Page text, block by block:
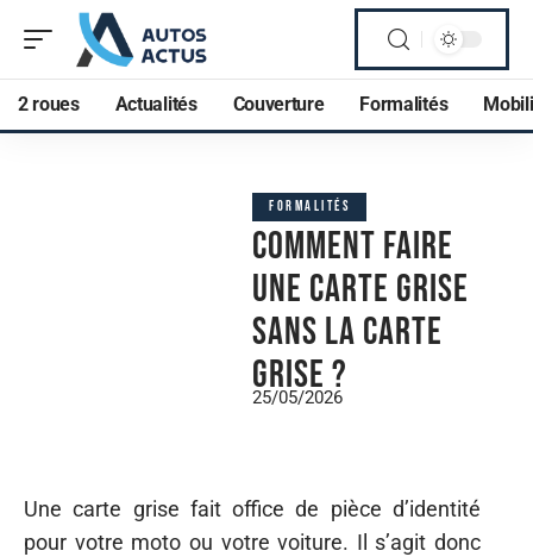
2 roues Actualités Couverture Formalités
FORMALITÉS
Comment faire
une carte grise
sans la carte
grise ?
25/05/2026
Une carte grise fait office de pièce d’identité
pour votre moto ou votre voiture. Il s’agit donc